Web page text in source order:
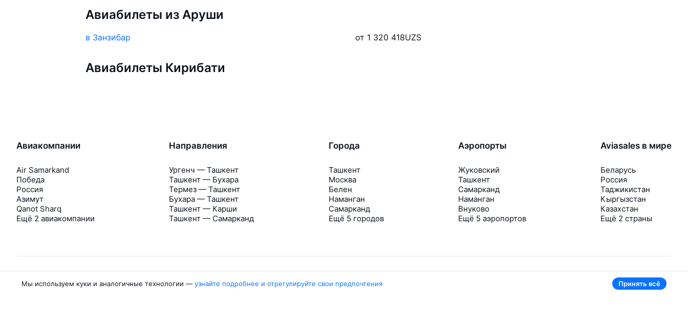
Авиабилеты из Аруши
в Занзибар от 1 320 418UZS
Авиабилеты Кирибати
Авиакомпании
Air Samarkand
Победа
Россия
Азимут
Qanot Sharq
Ещё 2 авиакомпании
Направления
Ургенч — Ташкент
Ташкент — Бухара
Термез — Ташкент
Бухара — Ташкент
Ташкент — Карши
Ташкент — Самарканд
Города
Ташкент
Москва
Белен
Наманган
Самарканд
Ещё 5 городов
Аэропорты
Жуковский
Ташкент
Самарканд
Наманган
Внуково
Ещё 5 аэропортов
Aviasales в мире
Беларусь
Россия
Таджикистан
Кыргызстан
Казахстан
Ещё 2 страны
Мы используем куки и аналогичные технологии — узнайте подробнее и отрегулируйте свои предпочтения Принять всё